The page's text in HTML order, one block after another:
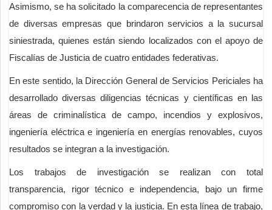
Asimismo, se ha solicitado la comparecencia de representantes
de diversas empresas que brindaron servicios a la sucursal
siniestrada, quienes están siendo localizados con el apoyo de
Fiscalías de Justicia de cuatro entidades federativas.
En este sentido, la Dirección General de Servicios Periciales ha
desarrollado diversas diligencias técnicas y científicas en las
áreas de criminalística de campo, incendios y explosivos,
ingeniería eléctrica e ingeniería en energías renovables, cuyos
resultados se integran a la investigación.
Los trabajos de investigación se realizan con total
transparencia, rigor técnico e independencia, bajo un firme
compromiso con la verdad y la justicia. En esta línea de trabajo,